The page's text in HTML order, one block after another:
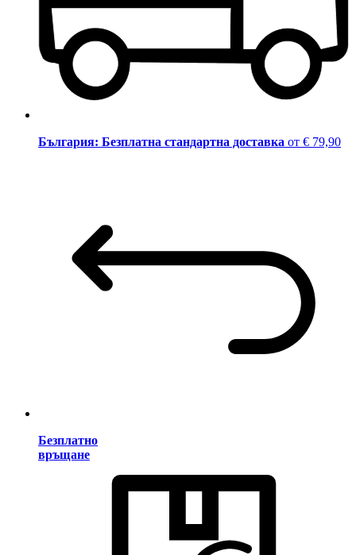
България: Безплатна стандартна доставка от € 79,90
Безплатно
връщане